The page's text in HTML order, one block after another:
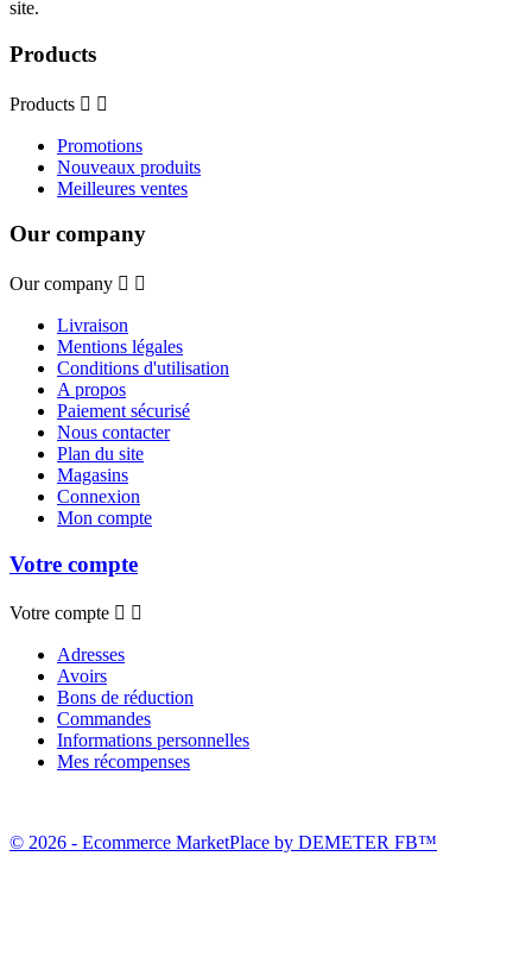
site.
Products
Products  
Promotions
Nouveaux produits
Meilleures ventes
Our company
Our company  
Livraison
Mentions légales
Conditions d'utilisation
A propos
Paiement sécurisé
Nous contacter
Plan du site
Magasins
Connexion
Mon compte
Votre compte
Votre compte  
Adresses
Avoirs
Bons de réduction
Commandes
Informations personnelles
Mes récompenses
© 2026 - Ecommerce MarketPlace by DEMETER FB™